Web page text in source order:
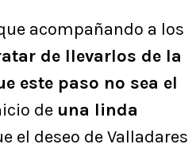
acompañando a los
de llevarlos de la
este paso no sea el
de una linda
el deseo de Valladares